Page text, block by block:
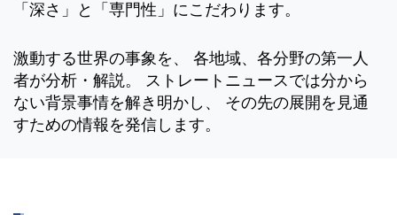
「深さ」と「専門性」にこだわります。
激動する世界の事象を、 各地域、各分野の第一人
者が分析・解説。 ストレートニュースでは分から
ない背景事情を解き明かし、 その先の展開を見通
すための情報を発信します。